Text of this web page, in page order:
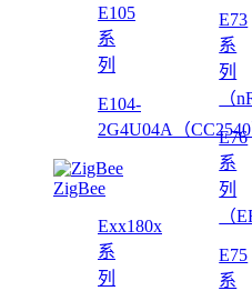
E105
系
列
E104-
2G4U04A（CC2540
ZigBee
Exx180x
系
列
E73
系
列
（
E76
系
列
（
E75
系